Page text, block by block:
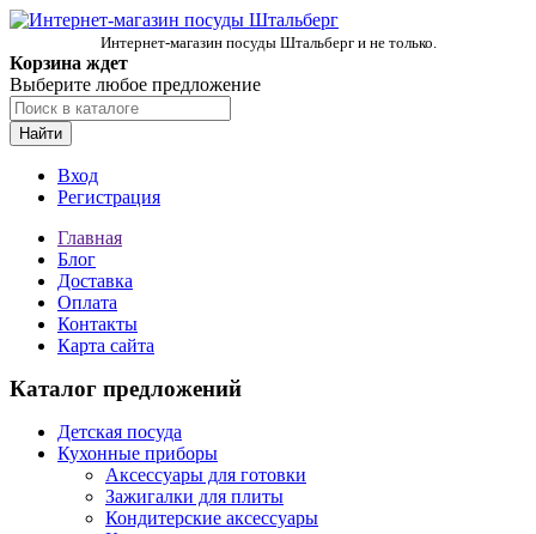
Интернет-магазин посуды Штальберг и не только.
Корзина ждет
Выберите любое предложение
Найти
Вход
Регистрация
Главная
Блог
Доставка
Оплата
Контакты
Карта сайта
Каталог предложений
Детская посуда
Кухонные приборы
Аксессуары для готовки
Зажигалки для плиты
Кондитерские аксессуары